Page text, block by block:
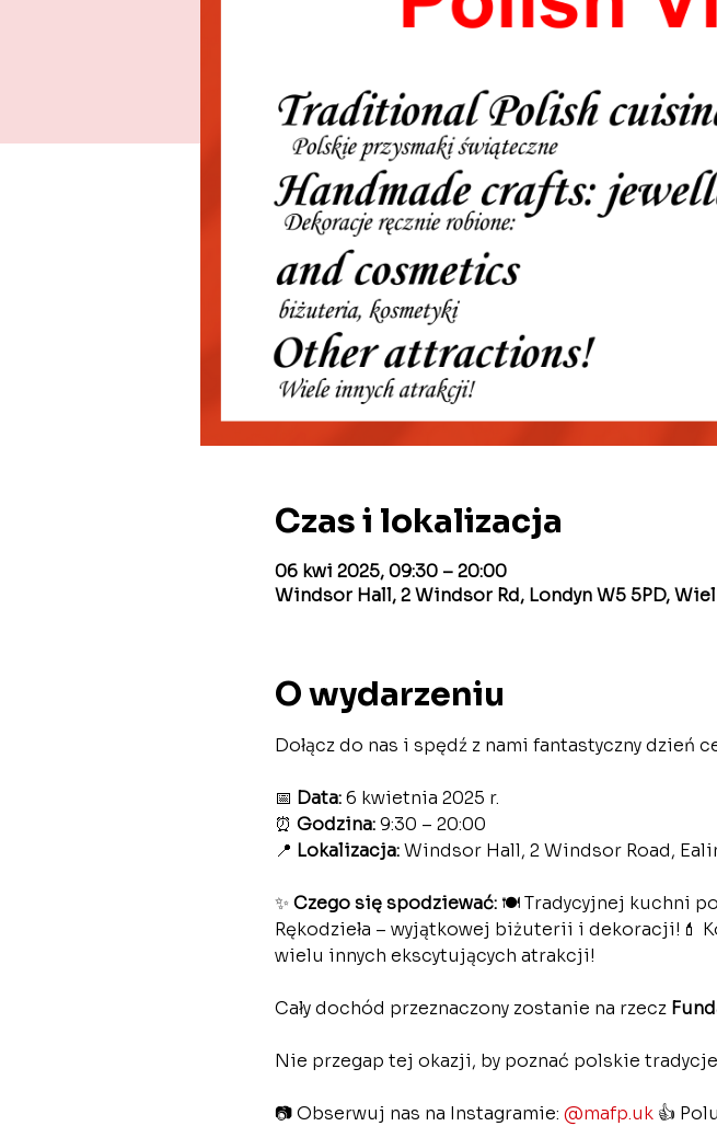
Czas i lokalizacja
06 kwi 2025, 09:30 – 20:00
Windsor Hall, 2 Windsor Rd, Londyn W5 5PD,
O wydarzeniu
Dołącz do nas i spędź z nami fantastyczny dzień
📅 Data: 6 kwietnia 2025 r.
⏰ Godzina: 9:30 – 20:00
📍 Lokalizacja: Windsor Hall, 2 Windsor Road,
✨ Czego się spodziewać: 🍽️ Tradycyjnej kuchni
Rękodzieła – wyjątkowej biżuterii i dekoracji!💄
wielu innych ekscytujących atrakcji!
Cały dochód przeznaczony zostanie na rzecz
Nie przegap tej okazji, by poznać polskie
📷 Obserwuj nas na Instagramie: @mafp.uk 👍